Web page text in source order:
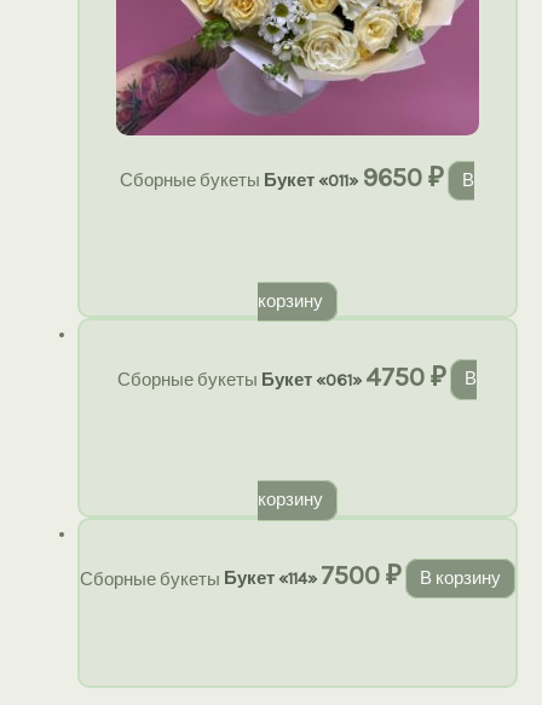
Сборные букеты Букет «011» 9650₽ В
корзину
Сборные букеты Букет «061» 4750₽ В
корзину
Сборные букеты Букет «114» 7500₽ В корзину